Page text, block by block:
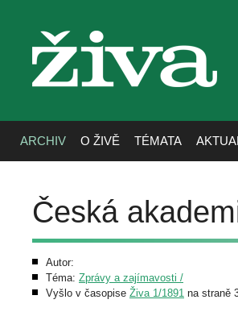
živa
ARCHIV O ŽIVĚ TÉMATA
Česká
Autor:
Téma: Zprávy a zajímavosti /
Vyšlo v časopise Živa 1/1891 na straně